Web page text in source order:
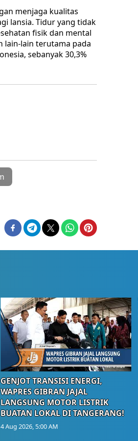
menjaga kualitas
lansia. Tidur yang tidak
fisik dan mental
lain-lain terutama pada
sebanyak 30,3%
GENJOT TRANSISI ENERGI,
WAPRES GIBRAN JAJAL
LANGSUNG MOTOR LISTRIK
BUATAN LOKAL DI TANGERANG!
4 Aug 2026, 5:00 AM